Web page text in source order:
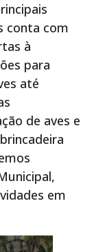
conta com
à
para
até
de aves e
em